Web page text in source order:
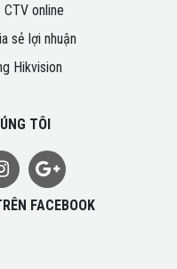
online
sẻ lợi nhuận
Hikvision
TÔI
FACEBOOK